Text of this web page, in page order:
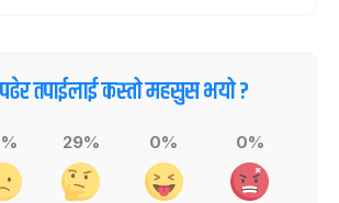
तपाईलाई कस्तो महसुस भयो ?
29% 0% 0%